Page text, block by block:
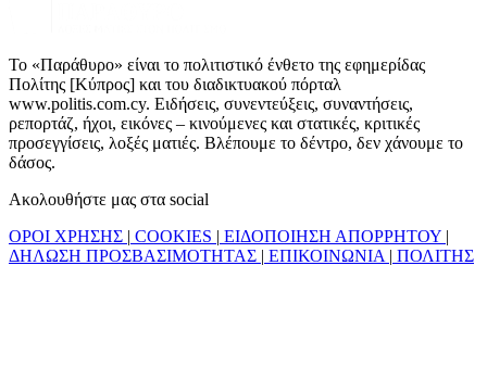
Το «Παράθυρο» είναι το πολιτιστικό ένθετο της εφημερίδας
Πολίτης [Κύπρος] και του διαδικτυακού πόρταλ
www.politis.com.cy. Ειδήσεις, συνεντεύξεις, συναντήσεις,
ρεπορτάζ, ήχοι, εικόνες – κινούμενες και στατικές, κριτικές
προσεγγίσεις, λοξές ματιές. Βλέπουμε το δέντρο, δεν χάνουμε το
δάσος.
Ακολουθήστε μας στα social
ΟΡΟΙ ΧΡΗΣΗΣ | COOKIES | ΕΙΔΟΠΟΙΗΣΗ ΑΠΟΡΡΗΤΟΥ |
ΔΗΛΩΣΗ ΠΡΟΣΒΑΣΙΜΟΤΗΤΑΣ | ΕΠΙΚΟΙΝΩΝΙΑ | ΠΟΛΙΤΗΣ